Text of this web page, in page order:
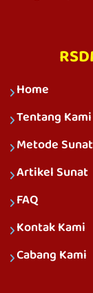
Home
Tentang Kami
Metode Sunat
Artikel Sunat
FAQ
Kontak Kami
Cabang Kami